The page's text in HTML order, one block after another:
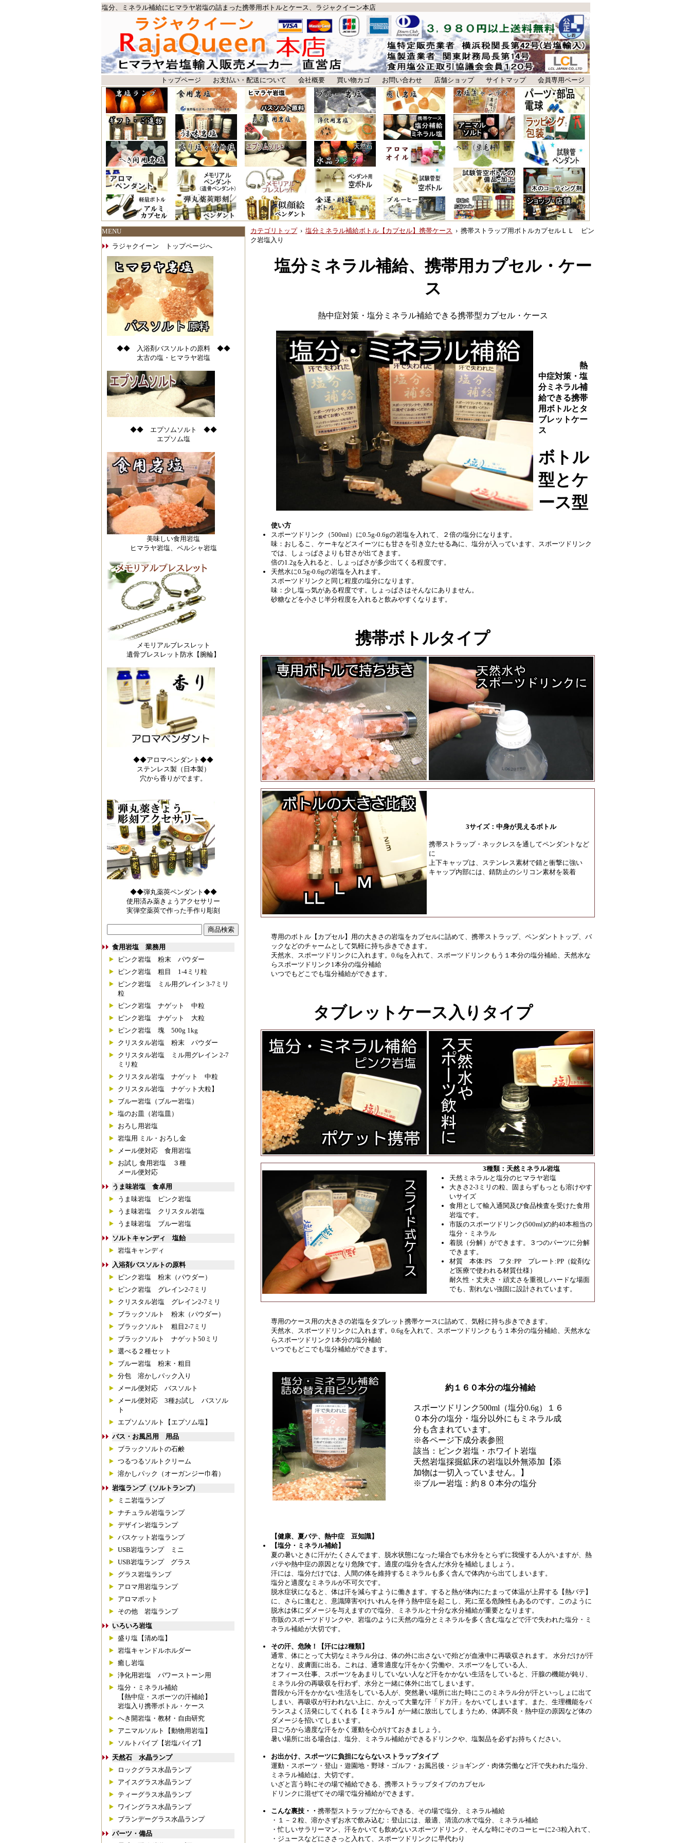
塩分、ミネラル補給にヒマラヤ岩塩の詰まった携帯用ボトルとケース、ラジャクイーン本店
トップページ お支払い・配送について 会社概要 買い物カゴ お問い合わせ 店舗ショップ サイトマップ 会員専用ページ
MENU
ラジャクイーン トップページへ
◆◆ 入浴剤バスソルトの原料 ◆◆
太古の塩・ヒマラヤ岩塩
◆◆ エプソムソルト ◆◆
エプソム塩
美味しい食用岩塩
ヒマラヤ岩塩、ペルシャ岩塩
メモリアルブレスレット
遺骨ブレスレット防水【腕輪】
◆◆アロマペンダント◆◆
ステンレス製（日本製）
穴から香りがでます。
◆◆弾丸薬莢ペンダント◆◆
使用済み薬きょうアクセサリー
実弾空薬莢で作った手作り彫刻
食用岩塩 業務用
ピンク岩塩 粉末 パウダー
ピンク岩塩 粗目 1-4ミリ粒
ピンク岩塩 ミル用グレイン 3-7ミリ
粒
ピンク岩塩 ナゲット 中粒
ピンク岩塩 ナゲット 大粒
ピンク岩塩 塊 500g 1kg
クリスタル岩塩 粉末 パウダー
クリスタル岩塩 ミル用グレイン 2-7
ミリ粒
クリスタル岩塩 ナゲット 中粒
クリスタル岩塩 ナゲット大粒】
ブルー岩塩（ブルー岩塩）
塩のお皿（岩塩皿）
おろし用岩塩
岩塩用 ミル・おろし金
メール便対応 食用岩塩
お試し 食用岩塩 ３種
メール便対応
うま味岩塩 食卓用
うま味岩塩 ピンク岩塩
うま味岩塩 クリスタル岩塩
うま味岩塩 ブルー岩塩
ソルトキャンディ 塩飴
岩塩キャンディ
入浴剤バスソルトの原料
ピンク岩塩 粉末（パウダー）
ピンク岩塩 グレイン2-7ミリ
クリスタル岩塩 グレイン2-7ミリ
ブラックソルト 粉末（パウダー）
ブラックソルト 粗目2-7ミリ
ブラックソルト ナゲット50ミリ
選べる２種セット
ブルー岩塩 粉末・粗目
分包 溶かしパック入り
メール便対応 バスソルト
メール便対応 3種お試し バスソル
ト
エプソムソルト【エプソム塩】
バス・お風呂用 用品
ブラックソルトの石鹸
つるつるソルトクリーム
溶かしパック（オーガンジー巾着）
岩塩ランプ（ソルトランプ）
ミニ岩塩ランプ
ナチュラル岩塩ランプ
デザイン岩塩ランプ
バスケット岩塩ランプ
USB岩塩ランプ ミニ
USB岩塩ランプ グラス
グラス岩塩ランプ
アロマ用岩塩ランプ
アロマポット
その他 岩塩ランプ
いろいろ岩塩
盛り塩【清め塩】
岩塩キャンドルホルダー
癒し岩塩
浄化用岩塩 パワーストーン用
塩分・ミネラル補給
【熱中症・スポーツの汗補給】
岩塩入り携帯ボトル・ケース
へき開岩塩・教材・自由研究
アニマルソルト【動物用岩塩】
ソルトパイプ【岩塩パイプ】
天然石 水晶ランプ
ロックグラス水晶ランプ
アイスグラス水晶ランプ
ティーグラス水晶ランプ
ワイングラス水晶ランプ
ブランデーグラス水晶ランプ
パーツ・備品
カテゴリトップ› 塩分ミネラル補給ボトル【カプセル】携帯ケース › 携帯ストラップ用ボトルカプセルＬＬ ピン
ク岩塩入り
塩分ミネラル補給、携帯用カプセル・ケー
ス
熱中症対策・塩分ミネラル補給できる携帯型カプセル・ケース
熱
中症対策・塩
分ミネラル補
給できる携帯
用ボトルとタ
ブレットケー
ス
ボトル
型とケ
ース型
使い方
スポーツドリンク（500ml）に0.5g-0.6gの岩塩を入れて、２倍の塩分になります。
味：おしるこ、ケーキなどスイーツにも甘さを引き立たせる為に、塩分が入っています、スポーツドリンク
では、しょっぱさよりも甘さが出てきます。
倍の1.2gを入れると、しょっぱさが多少出てくる程度です。
天然水に0.5g-0.6gの岩塩を入れます。
スポーツドリンクと同じ程度の塩分になります。
味：少し塩っ気がある程度です。しょっぱさはそんなにありません。
砂糖などを小さじ半分程度を入れると飲みやすくなります。
携帯ボトルタイプ
3サイズ：中身が見えるボトル
携帯ストラップ・ネックレスを通してペンダントなど
に
上下キャップは、ステンレス素材で錆と衝撃に強い
キャップ内部には、錆防止のシリコン素材を装着
専用のボトル【カプセル】用の大きさの岩塩をカプセルに詰めて、携帯ストラップ、ペンダントトップ、バ
ックなどのチャームとして気軽に持ち歩きできます。
天然水、スポーツドリンクに入れます。0.6gを入れて、スポーツドリンクもう１本分の塩分補給、天然水な
らスポーツドリンク1本分の塩分補給
いつでもどこでも塩分補給ができます。
タブレットケース入りタイプ
3種類：天然ミネラル岩塩
天然ミネラルと塩分のヒマラヤ岩塩
大きさ2-3ミリの粒、固まらずもっとも溶けやす
いサイズ
食用として輸入通関及び食品検査を受けた食用
岩塩です。
市販のスポーツドリンク(500ml)の約40本相当の
塩分・ミネラル
着脱（分解）ができます。３つのパーツに分解
できます。
材質 本体:PS フタ:PP プレート:PP（錠剤な
ど医療で使われる材質仕様）
耐久性・丈夫さ・頑丈さを重視しハードな場面
でも、割れない強固に設計されています。
専用のケース用の大きさの岩塩をタブレット携帯ケースに詰めて、気軽に持ち歩きできます。
天然水、スポーツドリンクに入れます。0.6gを入れて、スポーツドリンクもう１本分の塩分補給、天然水な
らスポーツドリンク1本分の塩分補給
いつでもどこでも塩分補給ができます。
約１６０本分の塩分補給
スポーツドリンク500ml（塩分0.6g）１６
０本分の塩分・塩分以外にもミネラル成
分も含まれています。
※各ページ下成分表参照
該当：ピンク岩塩・ホワイト岩塩
天然岩塩採掘鉱床の岩塩以外無添加【添
加物は一切入っていません。】
※ブルー岩塩：約８０本分の塩分
【健康、夏バテ、熱中症 豆知識】
【塩分・ミネラル補給】
夏の暑いときに汗がたくさんでます、脱水状態になった場合でも水分をとらずに我慢する人がいますが、熱
バテや熱中症の原因となり危険です。適度の塩分を含んだ水分を補給しましょう。
汗には、塩分だけでは、人間の体を維持するミネラルも多く含んで体内から出てしまいます。
塩分と適度なミネラルが不可欠です。
脱水症状になると、体は汗を減らすように働きます。すると熱が体内にたまって体温が上昇する【熱バテ】
に、さらに進むと、意識障害やけいれんを伴う熱中症を起こし、死に至る危険性もあるのです。このように
脱水は体にダメージを与えますので塩分、ミネラルと十分な水分補給が重要となります。
市販のスポーツドリンクや、岩塩のように天然の塩分とミネラルを多く含む塩などで汗で失われた塩分・ミ
ネラル補給が大切です。
その汗、危険！【汗には2種類】
通常、体にとって大切なミネラル分は、体の外に出さないで殆どが血液中に再吸収されます。 水分だけが汗
となり、皮膚面に出る。これは、通常適度な汗をかく労働や、スポーツをしている人、
オフィース仕事、スポーツをあまりしていない人など汗をかかない生活をしていると、汗腺の機能が鈍り、
ミネラル分の再吸収を行わず、水分と一緒に体外に出てしまいます。
普段から汗をかかない生活をしている人が、突然暑い場所に出た時にこのミネラル分が汗といっしょに出て
しまい、再吸収が行われない上に、かえって大量な汗「ドカ汗」をかいてしまいます。また、生理機能をバ
ランスよく活発にしてくれる【ミネラル】が一緒に放出してしまうため、体調不良・熱中症の原因など体の
ダメージを招いてしまいます。
日ごろから適度な汗をかく運動を心がけておきましょう。
暑い場所に出る場合は、塩分、ミネラル補給ができるドリンクや、塩製品を必ずお持ちください。
お出かけ、スポーツに負担にならないストラップタイプ
運動・スポーツ・登山・遊園地・野球・ゴルフ・お風呂後・ジョギング・肉体労働など汗で失われた塩分、
ミネラル補給は、大切です。
いざと言う時にその場で補給できる、携帯ストラップタイプのカプセル
ドリンクに混ぜてその場で塩分補給ができます。
こんな裏技・・ 携帯型ストラップだからできる、その場で塩分、ミネラル補給
・１－２粒、溶かさずお水で飲み込む：登山には、最適、清流の水で塩分、ミネラル補給
・忙しいサラリーマン、汗をかいても飲めないスポーツドリンク、そんな時にそのコーヒーに2-3粒入れて、
・ジュースなどにささっと入れて、スポーツドリンクに早代わり